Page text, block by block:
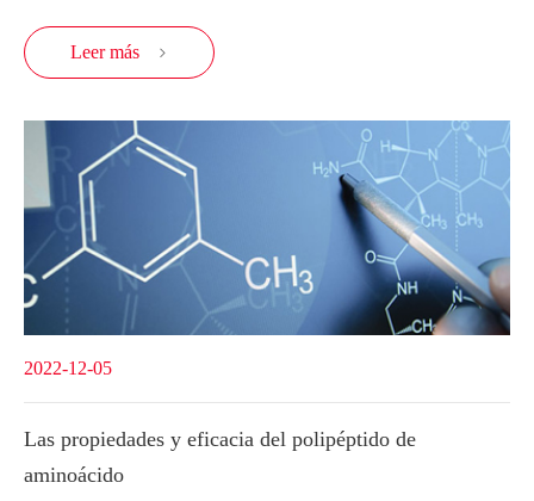
Leer más 
2022-12-05
Las propiedades y eficacia del polipéptido de
aminoácido